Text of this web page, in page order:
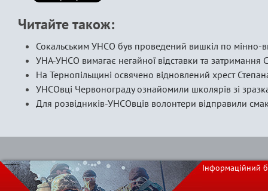
Читайте також:
Сокальським УНСО був проведений вишкіл по мінно-
УНА-УНСО вимагає негайної відставки та затримання
На Тернопільщині освячено відновлений хрест
УНСОвці Червонограду ознайомили школярів зі
Для розвідників-УНСОвців волонтери відправили
Інформаційний